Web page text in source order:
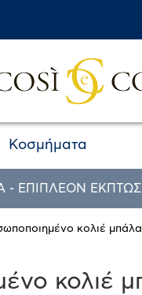
Κοσμήματα
ΕΠΙΠΛΕΟΝ
κολιέ
κολιέ